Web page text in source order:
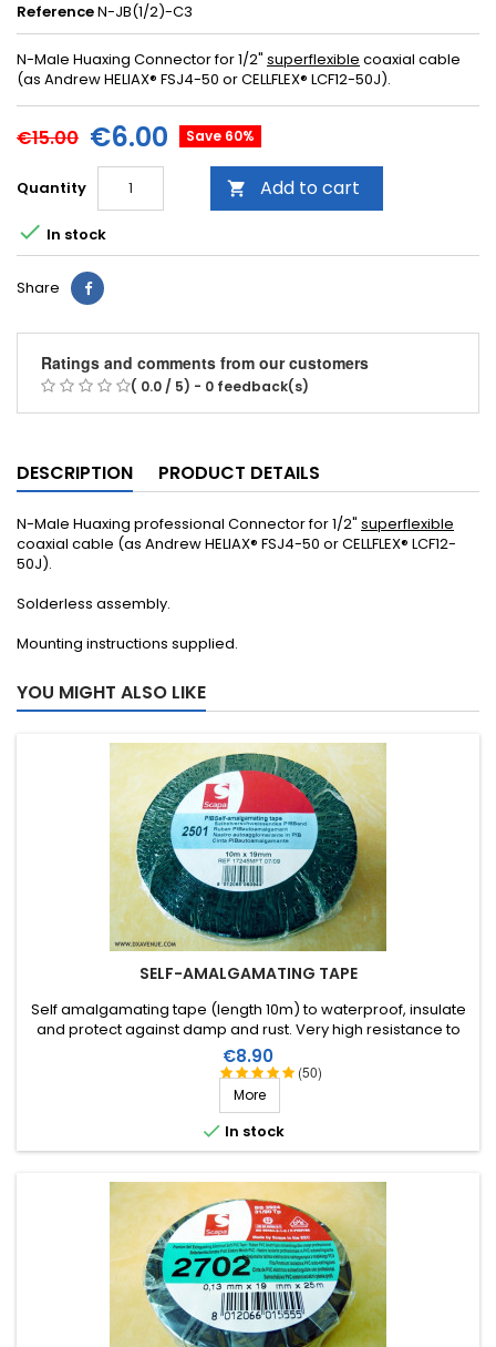
ReferenceN-JB(1/2)-C3
N-Male Huaxing Connector for 1/2" superflexible coaxial cable
(as Andrew HELIAX® FSJ4-50 or CELLFLEX® LCF12-50J).
€15.00 €6.00 Save 60%
Quantity  Add to cart
 In stock
Share
Ratings and comments from our customers
( 0.0 / 5) - 0 feedback(s)
DESCRIPTION PRODUCT DETAILS
N-Male Huaxing professional Connector for 1/2" superflexible
coaxial cable (as Andrew HELIAX® FSJ4-50 or CELLFLEX® LCF12-
50J).
Solderless assembly.
Mounting instructions supplied.
YOU MIGHT ALSO LIKE
SELF-AMALGAMATING TAPE
(50)
Self amalgamating tape (length 10m) to waterproof, insulate
and protect against damp and rust. Very high resistance to
water and ozone as well as high voltages.
Price
€8.90
More
 In stock